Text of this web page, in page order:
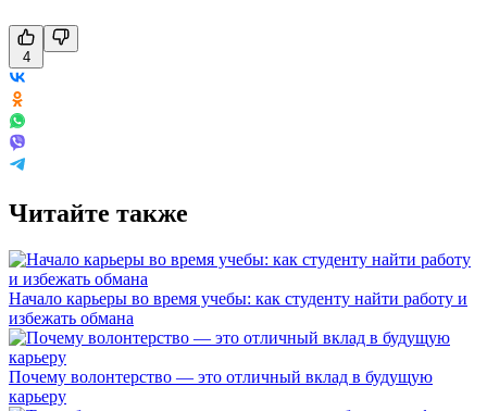
4
Читайте также
Начало карьеры во время учебы: как студенту найти работу и
избежать обмана
Почему волонтерство — это отличный вклад в будущую
карьеру